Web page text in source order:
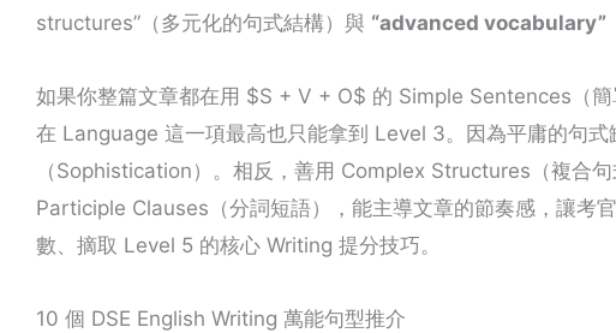
structures”（多元化的句式結構）與 “advanced vocabulary”
如果你整篇文章都在用 $S + V + O$ 的 Simple Sentences（
在 Language 這一項最高也只能拿到 Level 3。因為平庸的句
（Sophistication）。相反，善用 Complex Structures（複合
Participle Clauses（分詞短語），能主導文章的節奏感，讓考
數、摘取 Level 5 的核心 Writing 提分技巧。
10 個 DSE English Writing 萬能句型推介